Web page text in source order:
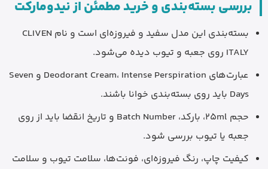
بررسی بسته‌بندی و خرید مطمئن از نیدومارکت
بسته‌بندی این مدل سفید و فیروزه‌ای است و نام CLIVEN
ITALY روی جعبه و تیوب دیده می‌شود.
عبارت‌های Deodorant Cream، Intense Perspiration و Seven
Days باید روی بسته‌بندی خوانا باشند.
حجم 25ml، بارکد، Batch Number و تاریخ انقضا باید از روی
جعبه یا تیوب بررسی شود.
کیفیت چاپ، رنگ فیروزه‌ای، فونت‌ها، سلامت تیوب و سلامت